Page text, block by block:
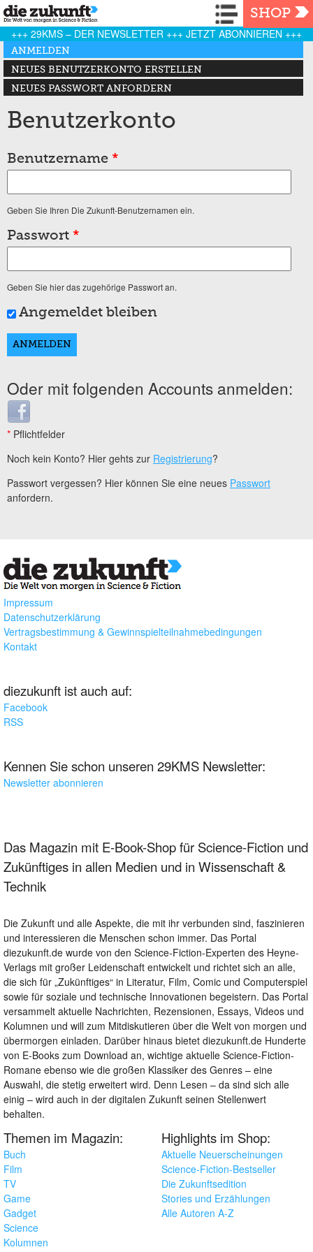
Navigation
SHOP
+++ 29KMS – DER NEWSLETTER +++ JETZT ABONNIEREN +++
Haupt-Reiter
ANMELDEN
(AKTIVER REITER)
NEUES BENUTZERKONTO ERSTELLEN
NEUES PASSWORT ANFORDERN
Benutzerkonto
Benutzername *
Geben Sie Ihren Die Zukunft-Benutzernamen ein.
Passwort *
Geben Sie hier das zugehörige Passwort an.
Angemeldet bleiben
Oder mit folgenden Accounts anmelden:
Login with Facebook
* Pflichtfelder
Noch kein Konto? Hier gehts zur Registrierung?
Passwort vergessen? Hier können Sie eine neues Passwort
anfordern.
Impressum
Datenschutzerklärung
Vertragsbestimmung & Gewinnspielteilnahmebedingungen
Kontakt
diezukunft ist auch auf:
Facebook
RSS
Kennen Sie schon unseren 29KMS Newsletter:
Newsletter abonnieren
Das Magazin mit E-Book-Shop für Science-Fiction und
Zukünftiges in allen Medien und in Wissenschaft &
Technik
Die Zukunft und alle Aspekte, die mit ihr verbunden sind, faszinieren
und interessieren die Menschen schon immer. Das Portal
diezukunft.de wurde von den Science-Fiction-Experten des Heyne-
Verlags mit großer Leidenschaft entwickelt und richtet sich an alle,
die sich für „Zukünftiges“ in Literatur, Film, Comic und Computerspiel
sowie für soziale und technische Innovationen begeistern. Das Portal
versammelt aktuelle Nachrichten, Rezensionen, Essays, Videos und
Kolumnen und will zum Mitdiskutieren über die Welt von morgen und
übermorgen einladen. Darüber hinaus bietet diezukunft.de Hunderte
von E-Books zum Download an, wichtige aktuelle Science-Fiction-
Romane ebenso wie die großen Klassiker des Genres – eine
Auswahl, die stetig erweitert wird. Denn Lesen – da sind sich alle
einig – wird auch in der digitalen Zukunft seinen Stellenwert
behalten.
Themen im Magazin:
Buch
Film
TV
Game
Gadget
Science
Kolumnen
Highlights im Shop:
Aktuelle Neuerscheinungen
Science-Fiction-Bestseller
Die Zukunftsedition
Stories und Erzählungen
Alle Autoren A-Z